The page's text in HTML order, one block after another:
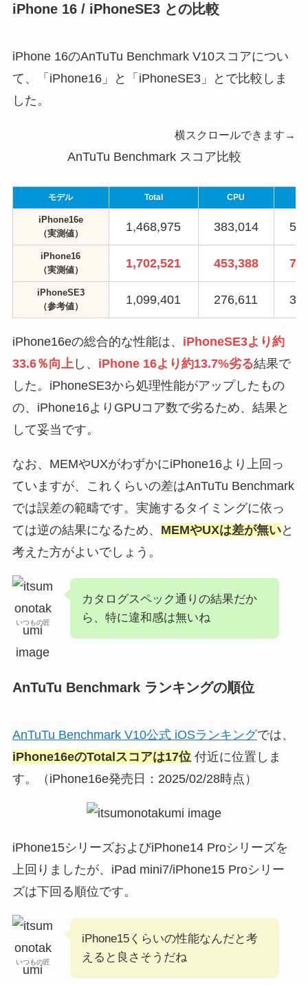
iPhone 16 / iPhoneSE3 との比較
iPhone 16のAnTuTu Benchmark V10スコアについ
て、「iPhone16」と「iPhoneSE3」とで比較しま
した。
横スクロールできます→
AnTuTu Benchmark スコア比較
モデル Total CPU
iPhone16e
（実測値）
1,468,975 383,014
iPhone16
（実測値）
1,702,521 453,388
iPhoneSE3
（参考値）
1,099,401 276,611
iPhone16eの総合的な性能は、 iPhoneSE3より約
33.6％向上し、 iPhone 16より約13.7%劣る結果で
した。iPhoneSE3から処理性能がアップしたもの
の、iPhone16よりGPUコア数で劣るため、結果と
して妥当です。
なお、MEMやUXがわずかにiPhone16より上回っ
ていますが、これくらいの差はAnTuTu Benchmark
では誤差の範疇です。実施するタイミングに依っ
ては逆の結果になるため、 MEMやUXは差が無いと
考えた方がよいでしょう。
いつもの匠
カタログスペック通りの結果だか
ら、特に違和感は無いね
AnTuTu Benchmark ランキングの順位
AnTuTu Benchmark V10公式 iOSランキングでは、
iPhone16eのTotalスコアは17位付近に位置しま
す。（iPhone16e発売日：2025/02/28時点）
iPhone15シリーズおよびiPhone14 Proシリーズを
上回りましたが、iPad mini7/iPhone15 Proシリー
ズは下回る順位です。
いつもの匠
iPhone15くらいの性能なんだと考
えると良さそうだね